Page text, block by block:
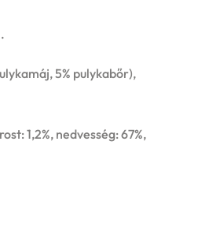
5% pulykabőr),
1,2%, nedvesség: 67%,